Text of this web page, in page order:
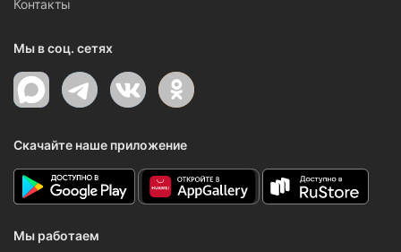
Контакты
Мы в соц. сетях
Скачайте наше приложение
Мы работаем